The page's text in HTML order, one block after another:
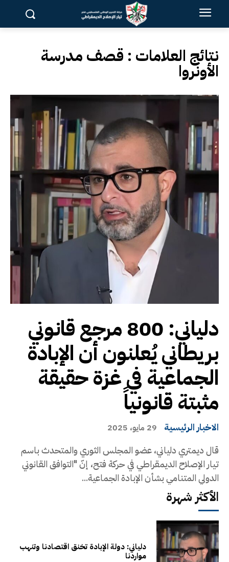
نتائج العلامات : قصف مدرسة
الأونروا
دلياني: 800 مرجع قانوني
بريطاني يُعلنون أن الإبادة
الجماعية في غزة حقيقة
مثبتة قانونياً
الاخبار الرئيسية 29 مايو، 2025
قال ديمتري دلياني، عضو المجلس الثوري والمتحدث باسم
تيار الإصلاح الديمقراطي في حركة فتح، إنّ "التوافق القانوني
الدولي المتنامي بشأن الإبادة الجماعية...
الأكثر شهرة
دلياني: دولة الإبادة تخنق اقتصادنا وتنهب
مواردنا